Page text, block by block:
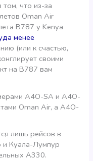
том, что из-за
Oman Air
B787 у Kenya
менее
(или к счастью,
своими
на В787 вам
А4O-SA и А4O-
Oman Air, а А4O-
лишь рейсов в
и Куала-Лумпур
А330.